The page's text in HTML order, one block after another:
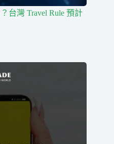
台灣 Travel Rule 預計